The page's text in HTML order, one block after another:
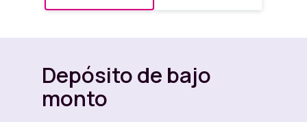
Depósito de bajo
monto